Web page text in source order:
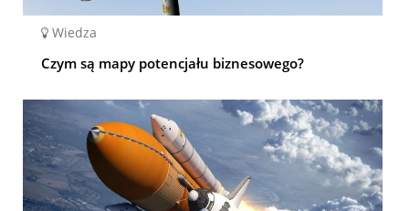
Wiedza
Czym są mapy potencjału biznesowego?